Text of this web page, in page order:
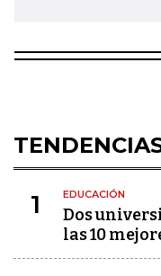
1 EDUCACIÓN
Dos
las 10